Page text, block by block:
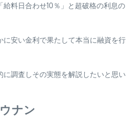
給料日合わせ10％ 」と 超破格の利息の
に安い金利で果たして本当に融資を行
に調査しその実態を解説したいと思い
ナン